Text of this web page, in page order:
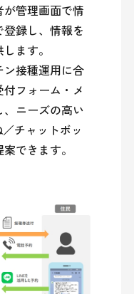
管理画面で情
録し、情報を
ます。
接種運用に合
フォーム・メ
ニーズの高い
／チャットボッ
できます。